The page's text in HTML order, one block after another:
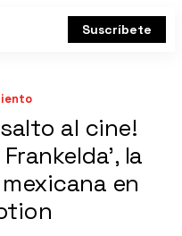
Suscríbete
al cine!
la
en